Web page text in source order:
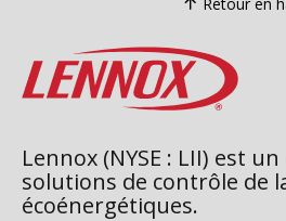
Lennox (NYSE : LII) est
solutions de contrôle de
écoénergétiques.